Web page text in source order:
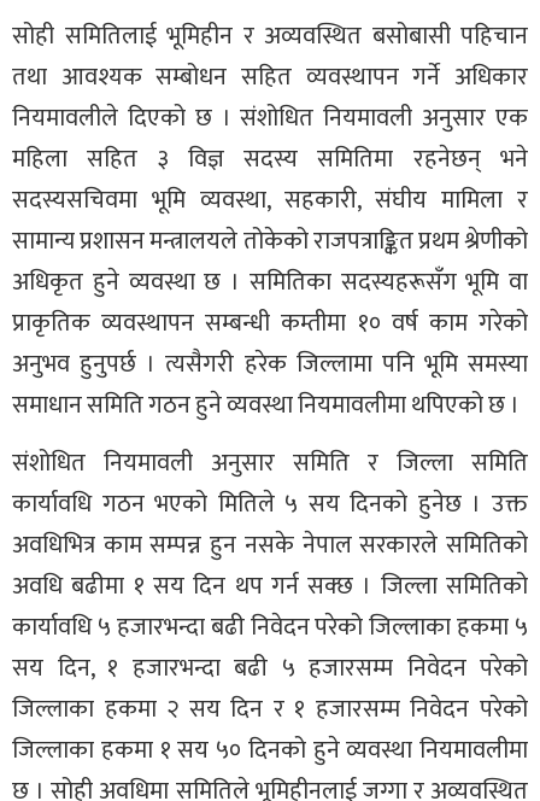
सोही समितिलाई भूमिहीन र अव्यवस्थित बसोबासी पहिचान
तथा आवश्यक सम्बोधन सहित व्यवस्थापन गर्ने अधिकार
नियमावलीले दिएको छ । संशोधित नियमावली अनुसार एक
महिला सहित ३ विज्ञ सदस्य समितिमा रहनेछन् भने
सदस्यसचिवमा भूमि व्यवस्था, सहकारी, संघीय मामिला र
सामान्य प्रशासन मन्त्रालयले तोकेको राजपत्राङ्कित प्रथम श्रेणीको
अधिकृत हुने व्यवस्था छ । समितिका सदस्यहरूसँग भूमि वा
प्राकृतिक व्यवस्थापन सम्बन्धी कम्तीमा १० वर्ष काम गरेको
अनुभव हुनुपर्छ । त्यसैगरी हरेक जिल्लामा पनि भूमि समस्या
समाधान समिति गठन हुने व्यवस्था नियमावलीमा थपिएको छ ।
संशोधित नियमावली अनुसार समिति र जिल्ला समिति
कार्यावधि गठन भएको मितिले ५ सय दिनको हुनेछ । उक्त
अवधिभित्र काम सम्पन्न हुन नसके नेपाल सरकारले समितिको
अवधि बढीमा १ सय दिन थप गर्न सक्छ । जिल्ला समितिको
कार्यावधि ५ हजारभन्दा बढी निवेदन परेको जिल्लाका हकमा ५
सय दिन, १ हजारभन्दा बढी ५ हजारसम्म निवेदन परेको
जिल्लाका हकमा २ सय दिन र १ हजारसम्म निवेदन परेको
जिल्लाका हकमा १ सय ५० दिनको हुने व्यवस्था नियमावलीमा
छ । सोही अवधिमा समितिले भूमिहीनलाई जग्गा र अव्यवस्थित